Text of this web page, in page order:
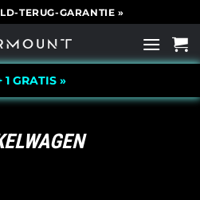
TERUG-GARANTIE »
1 GRATIS »